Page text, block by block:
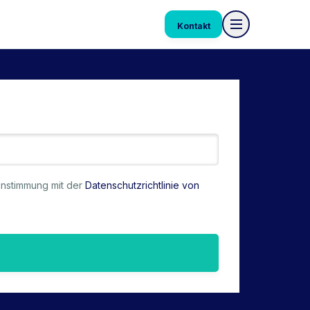
Kontakt
mit der Datenschutzrichtlinie von